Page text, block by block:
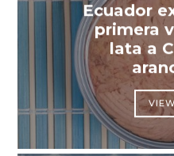
Ecuador
primera
lata a